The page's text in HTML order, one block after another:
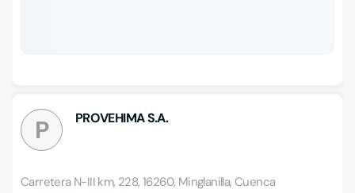
P PROVEHIMA S.A.
Carretera N-III km, 228, 16260, Minglanilla, Cuenca